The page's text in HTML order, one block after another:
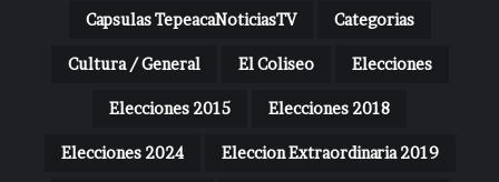
Capsulas TepeacaNoticiasTV Categorias
Cultura / General El Coliseo Elecciones
Elecciones 2015 Elecciones 2018
Elecciones 2024 Eleccion Extraordinaria 2019